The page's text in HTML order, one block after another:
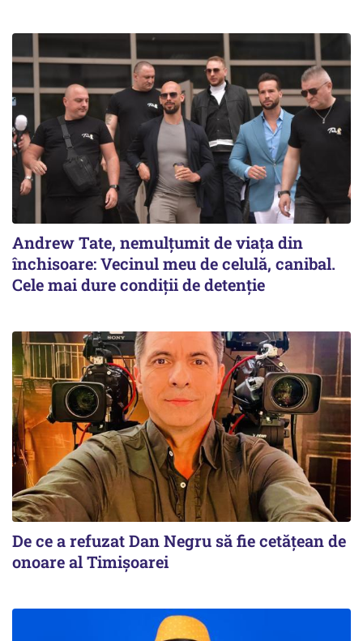
Andrew Tate, nemulțumit de viața din
închisoare: Vecinul meu de celulă, canibal.
Cele mai dure condiții de detenție
De ce a refuzat Dan Negru să fie cetățean de
onoare al Timișoarei